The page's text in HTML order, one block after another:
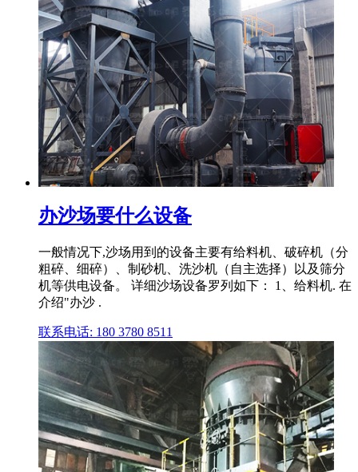
办沙场要什么设备
一般情况下,沙场用到的设备主要有给料机、破碎机（分
粗碎、细碎）、制砂机、洗沙机（自主选择）以及筛分
机等供电设备。 详细沙场设备罗列如下： 1、给料机. 在
介绍"办沙 .
联系电话: 180 3780 8511